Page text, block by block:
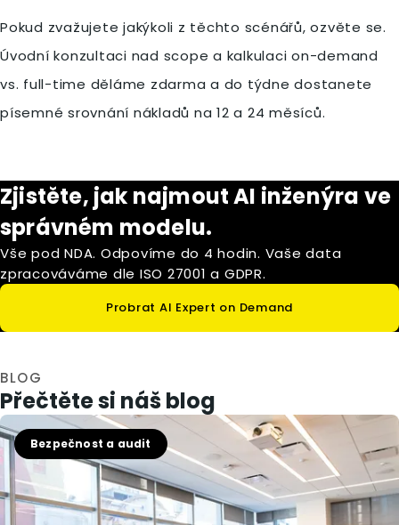
Pokud zvažujete jakýkoli z těchto scénářů, ozvěte se.
Úvodní konzultaci nad scope a kalkulaci on-demand
vs. full-time děláme zdarma a do týdne dostanete
písemné srovnání nákladů na 12 a 24 měsíců.
Zjistěte, jak najmout AI inženýra ve
správném modelu.
Vše pod NDA. Odpovíme do 4 hodin. Vaše data
zpracováváme dle ISO 27001 a GDPR.
Probrat AI Expert on Demand
BLOG
Přečtěte si náš blog
Bezpečnost a audit